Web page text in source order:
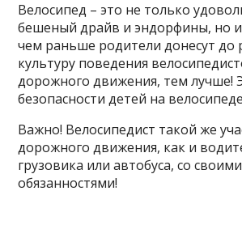
Велосипед – это не только
бешеный драйв и эндорфины, но и
чем раньше родители донесут до
культуру поведения
дорожного движения, тем лучше!
безопасности детей на
Важно! Велосипедист такой же
дорожного движения, как и
грузовика или автобуса, со
обязанностями!